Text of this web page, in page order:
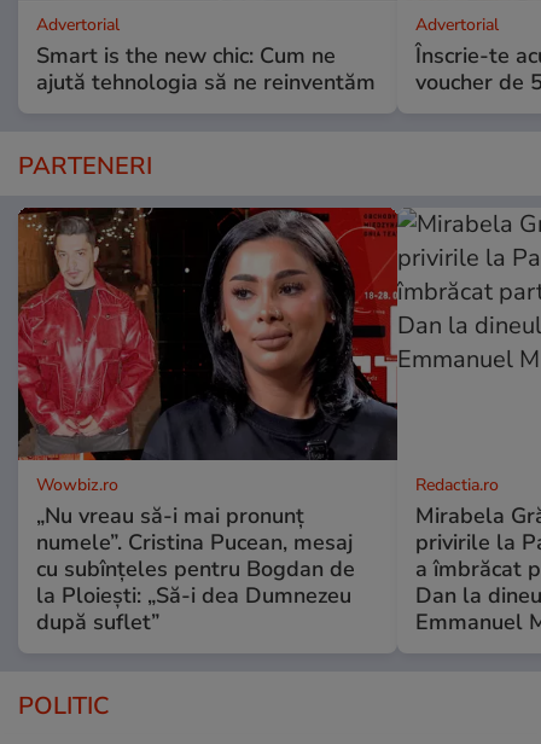
Advertorial
Smart is the new chic: Cum ne
ajută tehnologia să ne reinventăm
Advertorial
Înscrie-te
voucher de
PARTENERI
Wowbiz.ro
„Nu vreau să-i mai pronunț
numele”. Cristina Pucean, mesaj
cu subînțeles pentru Bogdan de
la Ploiești: „Să-i dea Dumnezeu
după suflet”
Redactia.ro
Mirabela
privirile la
a îmbrăcat
Dan la
Emmanuel
POLITIC